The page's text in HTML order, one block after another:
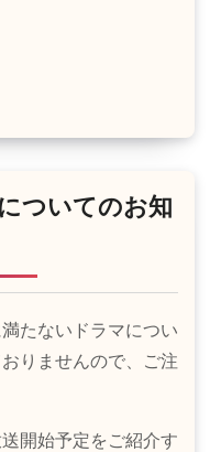
ついてのお知
たないドラマについ
りませんので、ご注
開始予定をご紹介す